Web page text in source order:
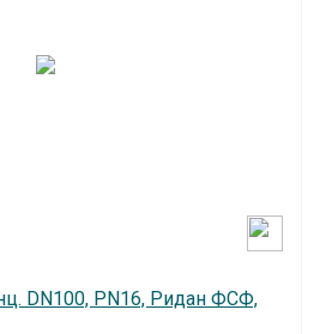
DN100, PN16, Ридан ФСФ,